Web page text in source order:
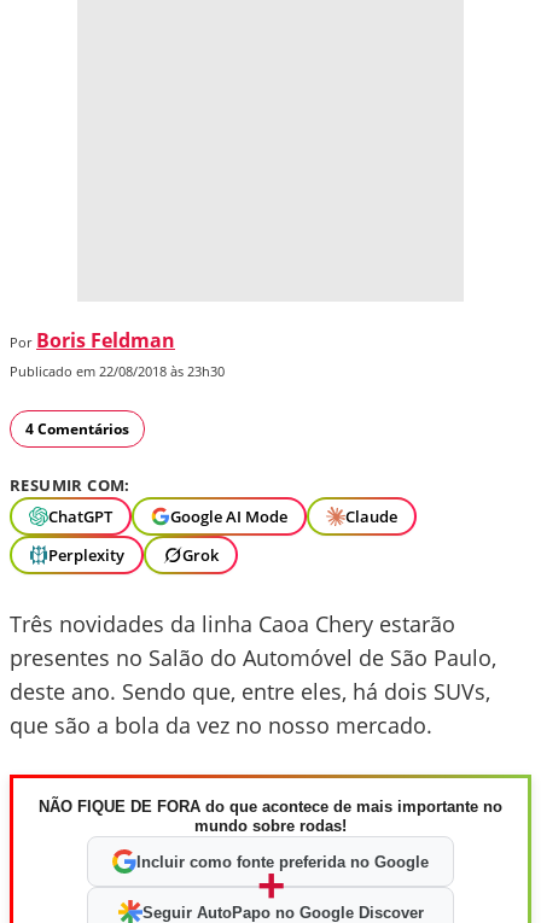
Por Boris Feldman
Publicado em 22/08/2018 às 23h30
4 Comentários
RESUMIR COM:
ChatGPT
Google AI Mode
Claude
Perplexity
Grok
Três novidades da linha Caoa Chery estarão
presentes no Salão do Automóvel de São Paulo,
deste ano. Sendo que, entre eles, há dois SUVs,
que são a bola da vez no nosso mercado.
NÃO FIQUE DE FORA do que acontece de mais importante no
mundo sobre rodas!
Incluir como fonte preferida no Google
+
Seguir AutoPapo no Google Discover